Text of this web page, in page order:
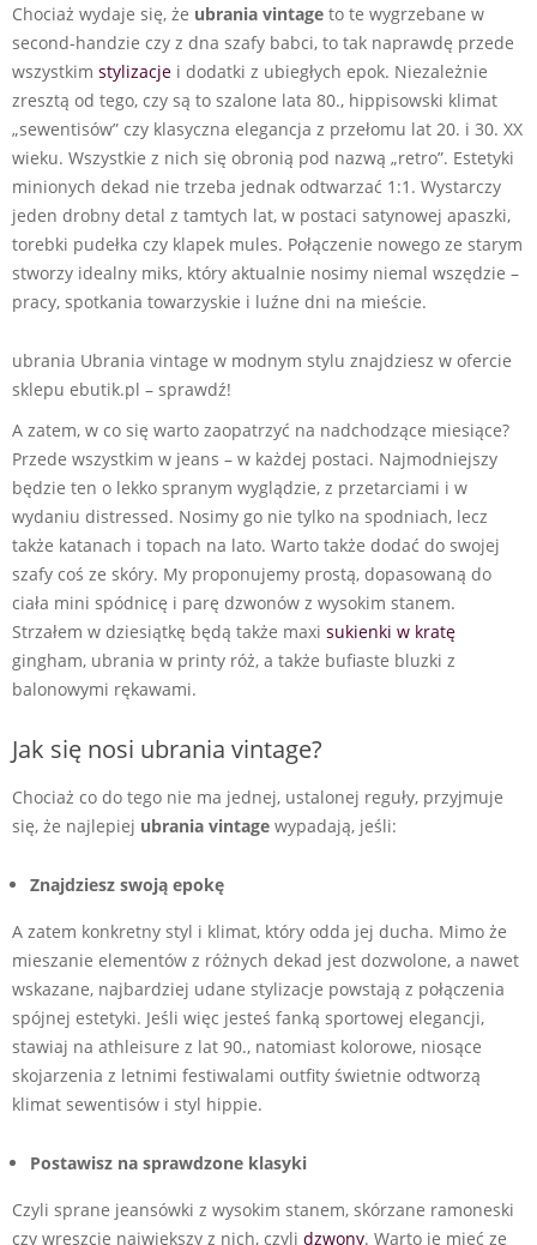
Chociaż wydaje się, że ubrania vintage to te wygrzebane w
second-handzie czy z dna szafy babci, to tak naprawdę przede
wszystkim stylizacje i dodatki z ubiegłych epok. Niezależnie
zresztą od tego, czy są to szalone lata 80., hippisowski klimat
„sewentisów” czy klasyczna elegancja z przełomu lat 20. i 30. XX
wieku. Wszystkie z nich się obronią pod nazwą „retro”. Estetyki
minionych dekad nie trzeba jednak odtwarzać 1:1. Wystarczy
jeden drobny detal z tamtych lat, w postaci satynowej apaszki,
torebki pudełka czy klapek mules. Połączenie nowego ze starym
stworzy idealny miks, który aktualnie nosimy niemal wszędzie –
pracy, spotkania towarzyskie i luźne dni na mieście.
ubrania Ubrania vintage w modnym stylu znajdziesz w ofercie
sklepu ebutik.pl – sprawdź!
A zatem, w co się warto zaopatrzyć na nadchodzące miesiące?
Przede wszystkim w jeans – w każdej postaci. Najmodniejszy
będzie ten o lekko spranym wyglądzie, z przetarciami i w
wydaniu distressed. Nosimy go nie tylko na spodniach, lecz
także katanach i topach na lato. Warto także dodać do swojej
szafy coś ze skóry. My proponujemy prostą, dopasowaną do
ciała mini spódnicę i parę dzwonów z wysokim stanem.
Strzałem w dziesiątkę będą także maxi sukienki w kratę
gingham, ubrania w printy róż, a także bufiaste bluzki z
balonowymi rękawami.
Jak się nosi ubrania vintage?
Chociaż co do tego nie ma jednej, ustalonej reguły, przyjmuje
się, że najlepiej ubrania vintage wypadają, jeśli:
Znajdziesz swoją epokę
A zatem konkretny styl i klimat, który odda jej ducha. Mimo że
mieszanie elementów z różnych dekad jest dozwolone, a nawet
wskazane, najbardziej udane stylizacje powstają z połączenia
spójnej estetyki. Jeśli więc jesteś fanką sportowej elegancji,
stawiaj na athleisure z lat 90., natomiast kolorowe, niosące
skojarzenia z letnimi festiwalami outfity świetnie odtworzą
klimat sewentisów i styl hippie.
Postawisz na sprawdzone klasyki
Czyli sprane jeansówki z wysokim stanem, skórzane ramoneski
czy wreszcie największy z nich, czyli dzwony. Warto je mieć ze